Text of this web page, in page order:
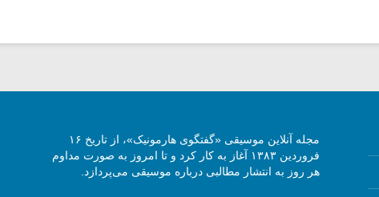
مجله آنلاین موسیقی «گفتگوی هارمونیک»، از تاریخ ۱۶
فروردین ۱۳۸۳ آغاز به کار کرد و تا امروز به صورت مداوم
هر روز به انتشار مطالبی درباره موسیقی می‌پردازد.